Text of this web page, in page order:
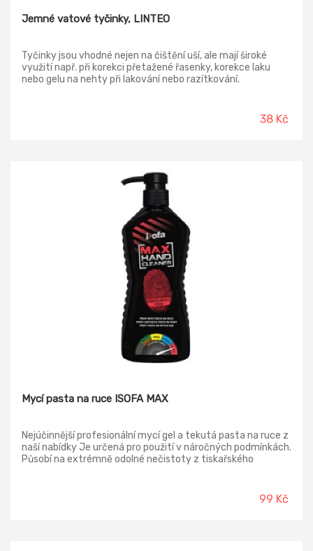
Jemné vatové tyčinky, LINTEO
Tyčinky jsou vhodné nejen na čištění uší, ale mají široké
využití např. při korekci přetažené řasenky, korekce laku
nebo gelu na nehty při lakování nebo razítkování.
38 Kč
Mycí pasta na ruce ISOFA MAX
Nejúčinnější profesionální mycí gel a tekutá pasta na ruce z
naší nabídky Je určená pro použití v náročných podmínkách.
Působí na extrémně odolné nečistoty z tiskařského
99 Kč